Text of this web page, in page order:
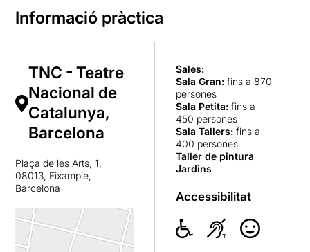
Informació pràctica
TNC - Teatre
Nacional de
Catalunya,
Barcelona
Plaça de les Arts, 1,
08013, Eixample,
Barcelona
Sales:
Sala Gran: fins a 870
persones
Sala Petita: fins a
450 persones
Sala Tallers: fins a
400 persones
Taller de pintura
Jardins
Accessibilitat